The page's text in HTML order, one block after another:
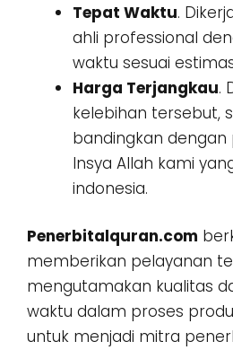
Tepat Waktu.
ahli professional
waktu sesuai
Harga Terjangkau.
kelebihan tersebut,
bandingkan dengan
Insya Allah kami
indonesia.
Penerbitalquran.com
memberikan pelayanan
mengutamakan kualitas
waktu dalam proses
untuk menjadi mitra